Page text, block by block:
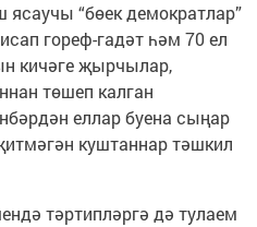
ясаучы “бөек демократлар”
гореф-гадәт һәм 70 ел
кичәге җырчылар,
төшеп калган
еллар буена сыңар
куштаннар тәшкил
тәртипләргә дә тулаем